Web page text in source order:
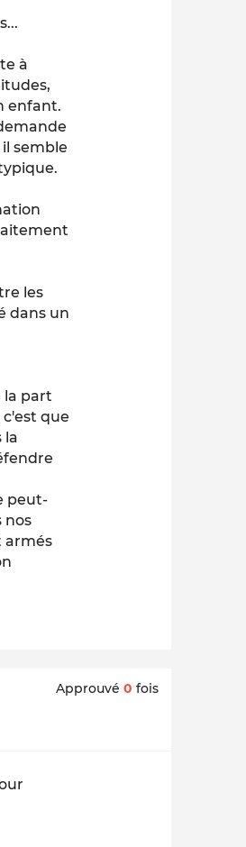
à
enfant.
semble
les
dans un
la part
que
la
peut-
nos
armés
Approuvé 0 fois